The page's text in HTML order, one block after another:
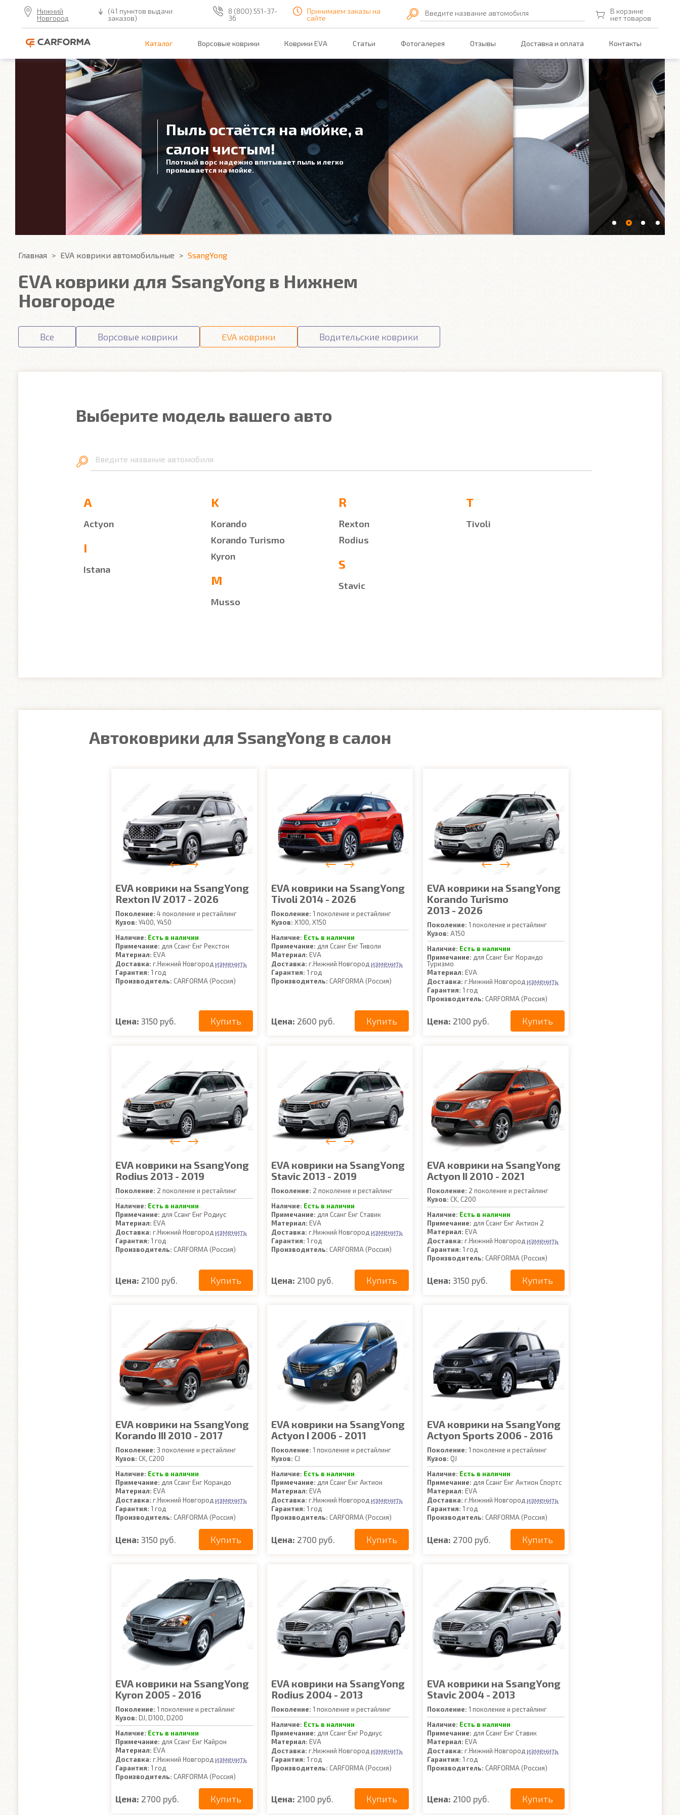
Нижний
Новгород
(41 пунктов выдачи
заказов)
8 (800) 551-37-
36
Принимаем заказы на
сайте
Введите название автомобиля
В корзине
нет товаров
Каталог Ворсовые коврики Коврики EVA Статьи Фотогалерея Отзывы Доставка и оплата Контакты
Пыль остаётся на мойке, а
салон чистым!
Плотный ворс надежно впитывает пыль и легко
промывается на мойке.
Главная EVA коврики автомобильные SsangYong
EVA коврики для SsangYong в Нижнем
Новгороде
Все Ворсовые коврики EVA коврики Водительские коврики
Выберите модель вашего авто
Введите название автомобиля
A
Actyon
I
Istana
K
Korando
Korando Turismo
Kyron
M
Musso
R
Rexton
Rodius
S
Stavic
T
Tivoli
Автоковрики для SsangYong в салон
EVA коврики на SsangYong
Rexton IV 2017 - 2026
Поколение: 4 поколение и рестайлинг
Кузов: Y400, Y450
Наличие: Есть в наличии
Примечание: для Ссанг Енг Рекстон
Материал: EVA
Доставка: г.Нижний Новгород изменить
Гарантия: 1 год
Производитель: CARFORMA (Россия)
Цена: 3150 руб. Купить
EVA коврики на SsangYong
Tivoli 2014 - 2026
Поколение: 1 поколение и рестайлинг
Кузов: X100, X150
Наличие: Есть в наличии
Примечание: для Ссанг Енг Тиволи
Материал: EVA
Доставка: г.Нижний Новгород изменить
Гарантия: 1 год
Производитель: CARFORMA (Россия)
Цена: 2600 руб. Купить
EVA коврики на SsangYong
Korando Turismo
2013 - 2026
Поколение: 1 поколение и рестайлинг
Кузов: A150
Наличие: Есть в наличии
Примечание: для Ссанг Енг Корандо
Туризмо
Материал: EVA
Доставка: г.Нижний Новгород изменить
Гарантия: 1 год
Производитель: CARFORMA (Россия)
Цена: 2100 руб. Купить
EVA коврики на SsangYong
Rodius 2013 - 2019
Поколение: 2 поколение и рестайлинг
Наличие: Есть в наличии
Примечание: для Ссанг Енг Родиус
Материал: EVA
Доставка: г.Нижний Новгород изменить
Гарантия: 1 год
Производитель: CARFORMA (Россия)
Цена: 2100 руб. Купить
EVA коврики на SsangYong
Stavic 2013 - 2019
Поколение: 2 поколение и рестайлинг
Наличие: Есть в наличии
Примечание: для Ссанг Енг Ставик
Материал: EVA
Доставка: г.Нижний Новгород изменить
Гарантия: 1 год
Производитель: CARFORMA (Россия)
Цена: 2100 руб. Купить
EVA коврики на SsangYong
Actyon II 2010 - 2021
Поколение: 2 поколение и рестайлинг
Кузов: CK, C200
Наличие: Есть в наличии
Примечание: для Ссанг Енг Актион 2
Материал: EVA
Доставка: г.Нижний Новгород изменить
Гарантия: 1 год
Производитель: CARFORMA (Россия)
Цена: 3150 руб. Купить
EVA коврики на SsangYong
Korando III 2010 - 2017
Поколение: 3 поколение и рестайлинг
Кузов: CK, C200
Наличие: Есть в наличии
Примечание: для Ссанг Енг Корандо
Материал: EVA
Доставка: г.Нижний Новгород изменить
Гарантия: 1 год
Производитель: CARFORMA (Россия)
Цена: 3150 руб. Купить
EVA коврики на SsangYong
Actyon I 2006 - 2011
Поколение: 1 поколение и рестайлинг
Кузов: CJ
Наличие: Есть в наличии
Примечание: для Ссанг Енг Актион
Материал: EVA
Доставка: г.Нижний Новгород изменить
Гарантия: 1 год
Производитель: CARFORMA (Россия)
Цена: 2700 руб. Купить
EVA коврики на SsangYong
Actyon Sports 2006 - 2016
Поколение: 1 поколение и рестайлинг
Кузов: QJ
Наличие: Есть в наличии
Примечание: для Ссанг Енг Актион Спортс
Материал: EVA
Доставка: г.Нижний Новгород изменить
Гарантия: 1 год
Производитель: CARFORMA (Россия)
Цена: 2700 руб. Купить
EVA коврики на SsangYong
Kyron 2005 - 2016
Поколение: 1 поколение и рестайлинг
Кузов: DJ, D100, D200
Наличие: Есть в наличии
Примечание: для Ссанг Енг Кайрон
Материал: EVA
Доставка: г.Нижний Новгород изменить
Гарантия: 1 год
Производитель: CARFORMA (Россия)
Цена: 2700 руб. Купить
EVA коврики на SsangYong
Rodius 2004 - 2013
Поколение: 1 поколение и рестайлинг
Наличие: Есть в наличии
Примечание: для Ссанг Енг Родиус
Материал: EVA
Доставка: г.Нижний Новгород изменить
Гарантия: 1 год
Производитель: CARFORMA (Россия)
Цена: 2100 руб. Купить
EVA коврики на SsangYong
Stavic 2004 - 2013
Поколение: 1 поколение и рестайлинг
Наличие: Есть в наличии
Примечание: для Ссанг Енг Ставик
Материал: EVA
Доставка: г.Нижний Новгород изменить
Гарантия: 1 год
Производитель: CARFORMA (Россия)
Цена: 2100 руб. Купить